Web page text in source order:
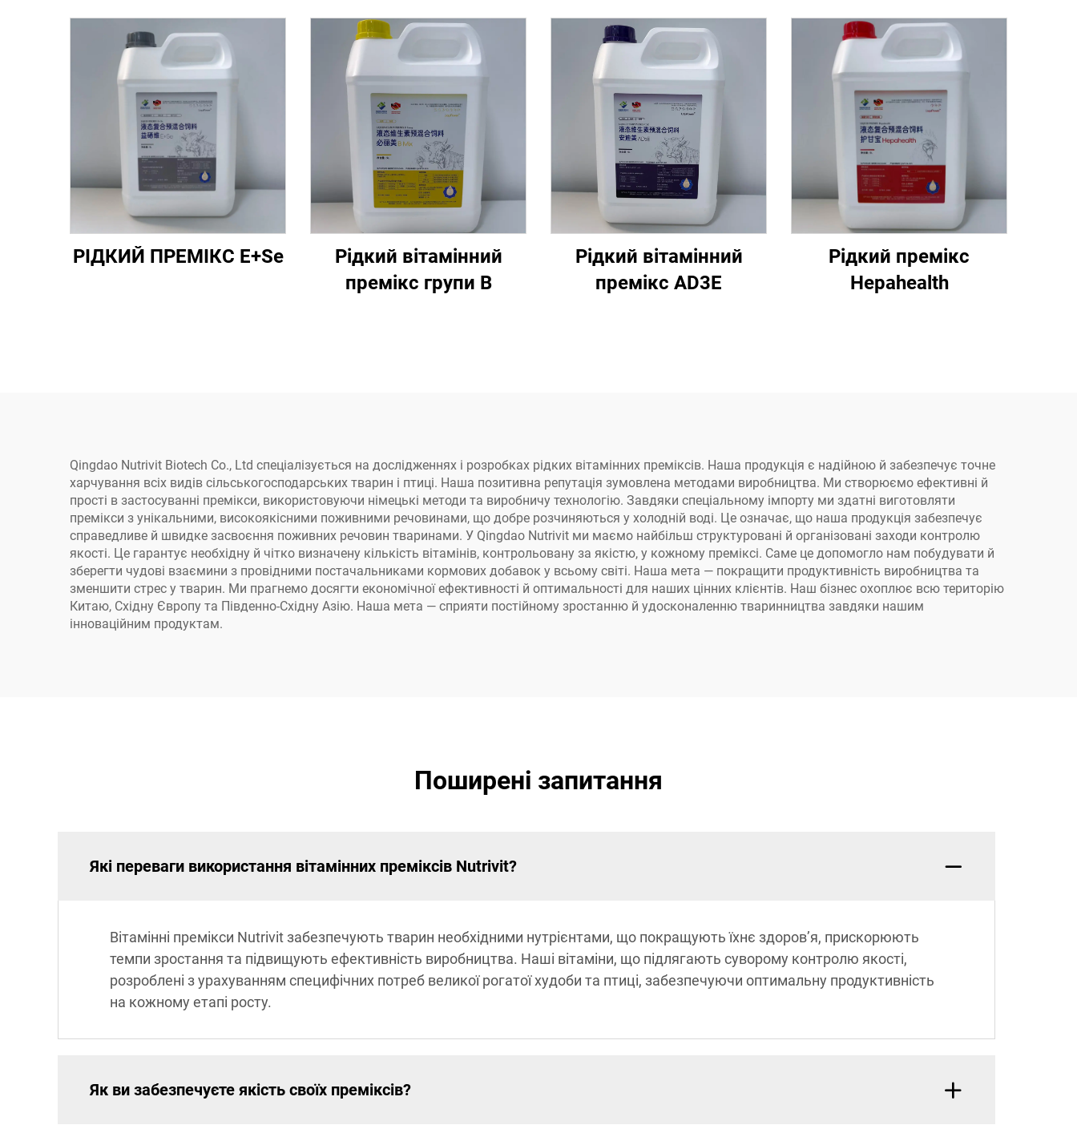
РІДКИЙ ПРЕМІКС E+Se
Рідкий вітамінний
премікс групи В
Рідкий вітамінний
премікс AD3E
Рідкий премікс
Hepahealth
Qingdao Nutrivit Biotech Co., Ltd спеціалізується на дослідженнях і розробках рідких вітамінних преміксів. Наша продукція є надійною й забезпечує точне
харчування всіх видів сільськогосподарських тварин і птиці. Наша позитивна репутація зумовлена методами виробництва. Ми створюємо ефективні й
прості в застосуванні премікси, використовуючи німецькі методи та виробничу технологію. Завдяки спеціальному імпорту ми здатні виготовляти
премікси з унікальними, високоякісними поживними речовинами, що добре розчиняються у холодній воді. Це означає, що наша продукція забезпечує
справедливе й швидке засвоєння поживних речовин тваринами. У Qingdao Nutrivit ми маємо найбільш структуровані й організовані заходи контролю
якості. Це гарантує необхідну й чітко визначену кількість вітамінів, контрольовану за якістю, у кожному преміксі. Саме це допомогло нам побудувати й
зберегти чудові взаємини з провідними постачальниками кормових добавок у всьому світі. Наша мета — покращити продуктивність виробництва та
зменшити стрес у тварин. Ми прагнемо досягти економічної ефективності й оптимальності для наших цінних клієнтів. Наш бізнес охоплює всю територію
Китаю, Східну Європу та Південно-Східну Азію. Наша мета — сприяти постійному зростанню й удосконаленню тваринництва завдяки нашим
інноваційним продуктам.
Поширені запитання
Які переваги використання вітамінних преміксів Nutrivit?
Вітамінні премікси Nutrivit забезпечують тварин необхідними нутрієнтами, що покращують їхнє здоров’я, прискорюють
темпи зростання та підвищують ефективність виробництва. Наші вітаміни, що підлягають суворому контролю якості,
розроблені з урахуванням специфічних потреб великої рогатої худоби та птиці, забезпечуючи оптимальну продуктивність
на кожному етапі росту.
Як ви забезпечуєте якість своїх преміксів?